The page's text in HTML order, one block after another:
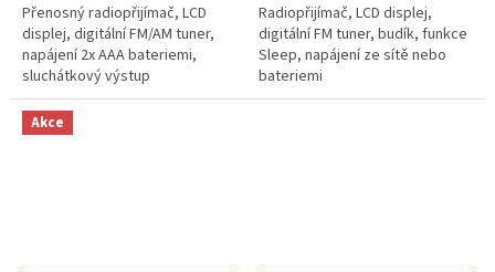
Přenosný radiopřijímač, LCD
displej, digitální FM/AM tuner,
napájení 2x AAA bateriemi,
sluchátkový výstup
Radiopřijímač, LCD displej,
digitální FM tuner, budík, funkce
Sleep, napájení ze sítě nebo
bateriemi
Akce